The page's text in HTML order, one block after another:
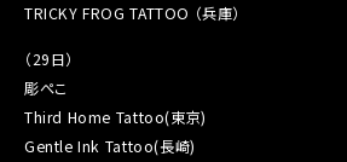
TRICKY FROG TATTOO （兵庫）
（29日）
彫ぺこ
Third Home Tattoo(東京)
Gentle Ink Tattoo(長崎)